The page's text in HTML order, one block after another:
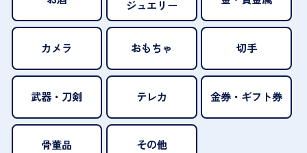
ジュエリー
カメラ おもちゃ 切手
武器・刀剣 テレカ 金券・ギフト券
骨董品 その他